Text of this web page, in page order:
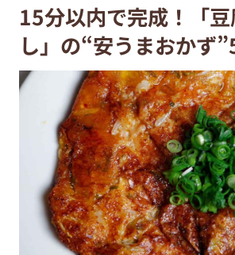
15分以内で完成！「
し」の“安うまおかず